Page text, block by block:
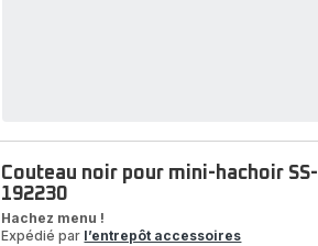
Couteau noir pour mini-hachoir SS-
192230
Hachez menu !
Expédié par l’entrepôt accessoires